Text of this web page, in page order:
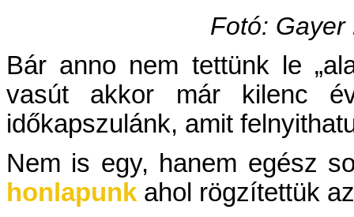
Fotó:
Bár anno nem tettünk le
vasút akkor már kilenc
időkapszulánk, amit
Nem is egy, hanem egész
honlapunk ahol rögzítettük